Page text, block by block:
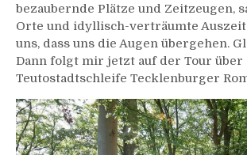
bezaubernde Plätze und Zeitzeugen,
Orte und idyllisch-verträumte
uns, dass uns die Augen übergehen.
Dann folgt mir jetzt auf der Tour über
Teutostadtschleife Tecklenburger